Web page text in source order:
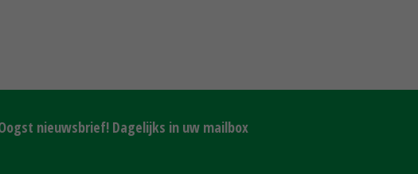
nieuwsbrief! Dagelijks in uw mailbox